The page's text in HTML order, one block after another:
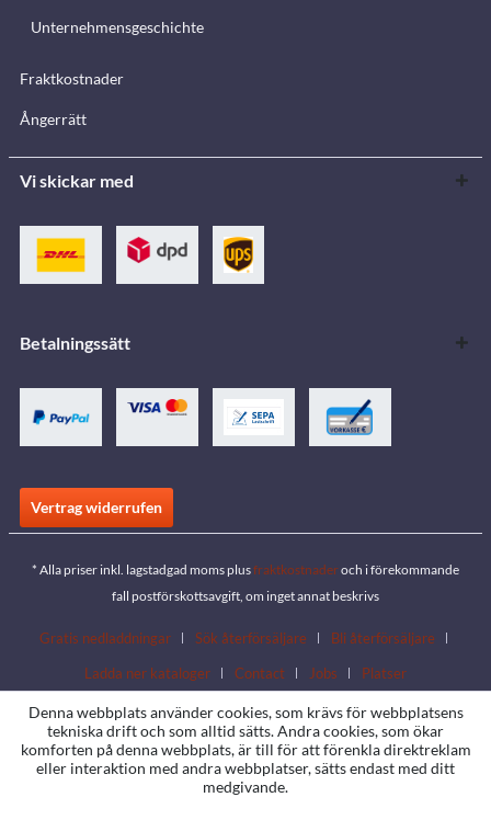
Unternehmensgeschichte
Fraktkostnader
Ångerrätt
Vi skickar med
Betalningssätt
Vertrag widerrufen
* Alla priser inkl. lagstadgad moms plusfraktkostnaderoch i förekommande
fall postförskottsavgift, om inget annat beskrivs
Gratis nedladdningar Sök återförsäljare
Bli återförsäljare
Ladda ner kataloger
Contact Jobs Platser
Denna webbplats använder cookies, som krävs för webbplatsens
tekniska drift och som alltid sätts. Andra cookies, som ökar
komforten på denna webbplats, är till för att förenkla direktreklam
eller interaktion med andra webbplatser, sätts endast med ditt
medgivande.